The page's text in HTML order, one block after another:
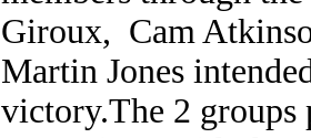
Giroux, Cam
Martin Jones
victory.The 2 groups